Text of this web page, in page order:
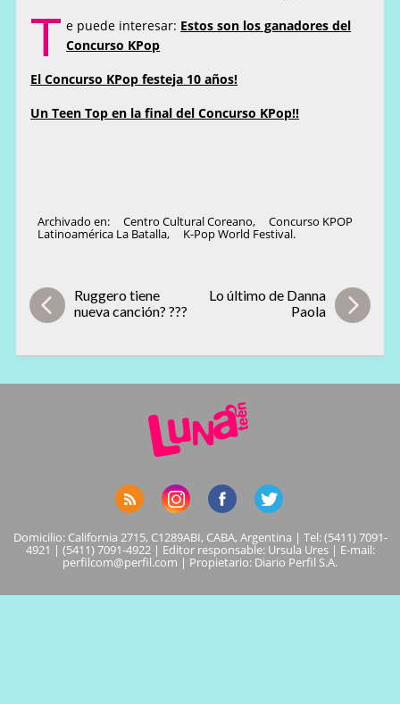
T e puede interesar: Estos son los ganadores del
Concurso KPop
El Concurso KPop festeja 10 años!
Un Teen Top en la final del Concurso KPop!!
Archivado en: Centro Cultural Coreano, Concurso KPOP
Latinoamérica La Batalla, K-Pop World Festival.
Ruggero tiene
nueva canción? ???
Lo último de Danna
Paola
Domicilio: California 2715, C1289ABI, CABA, Argentina | Tel: (5411) 7091-
4921 | (5411) 7091-4922 | Editor responsable: Ursula Ures | E-mail:
perfilcom@perfil.com | Propietario: Diario Perfil S.A.